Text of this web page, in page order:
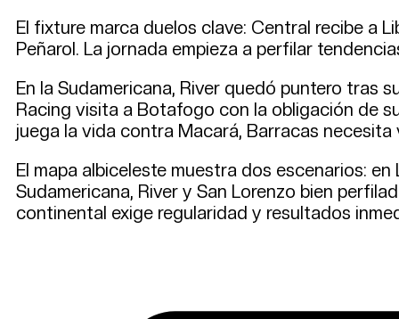
El fixture marca duelos clave: Central recibe a
Peñarol. La jornada empieza a perfilar
En la Sudamericana, River quedó puntero tras
Racing visita a Botafogo con la obligación de
juega la vida contra Macará, Barracas
El mapa albiceleste muestra dos escenarios:
Sudamericana, River y San Lorenzo bien
continental exige regularidad y resultados